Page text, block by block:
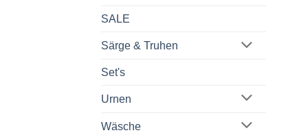
SALE
Särge & Truhen
Set's
Urnen
Wäsche